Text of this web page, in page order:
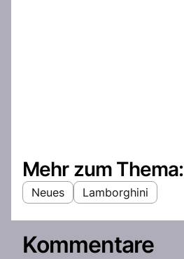
Mehr zum Thema:
Neues Lamborghini
Kommentare